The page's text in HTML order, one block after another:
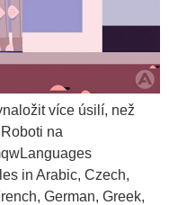
více úsilí, než
na
in Arabic, Czech,
German, Greek,